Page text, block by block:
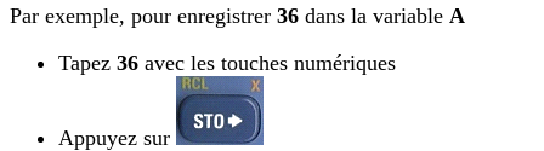
Par exemple, pour enregistrer 36 dans la variable A
Tapez 36 avec les touches numériques
Appuyez sur